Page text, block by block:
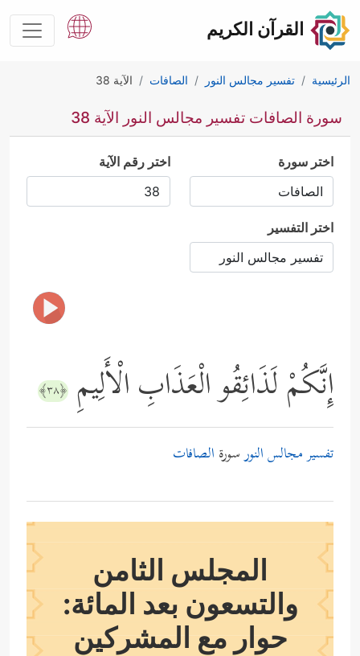
القرآن الكريم
الرئيسية تفسير مجالس النور الصافات الآية 38
سورة الصافات تفسير مجالس النور الآية 38
اختر سورة اختر رقم الآية
اختر التفسير
إِنَّكُمْ لَذَائِقُو الْعَذَابِ الْأَلِيمِ ﴿٣٨﴾
تفسير مجالس النورسورة الصافات
المجلس الثامن
والتسعون بعد المائة:
حوار مع المشركين